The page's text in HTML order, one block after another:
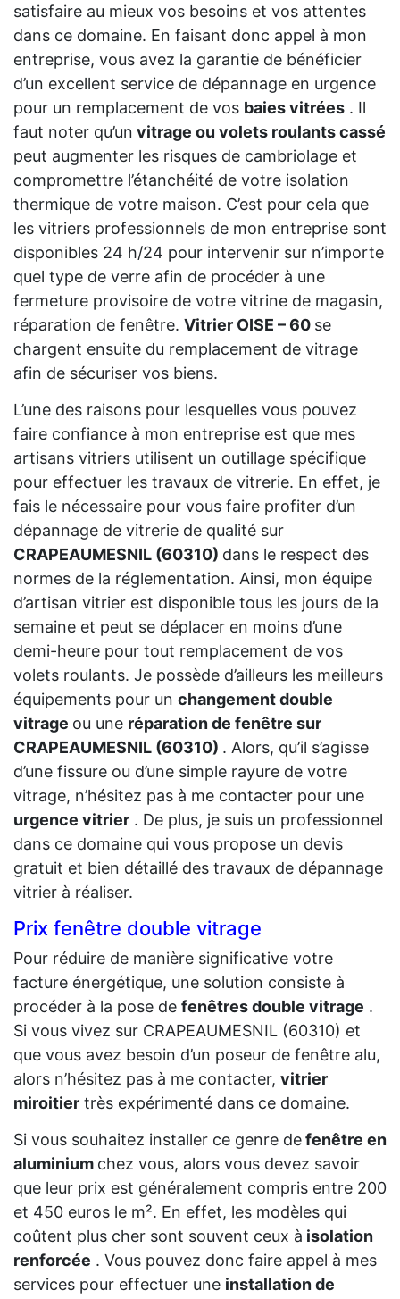
satisfaire au mieux vos besoins et vos attentes
dans ce domaine. En faisant donc appel à mon
entreprise, vous avez la garantie de bénéficier
d’un excellent service de dépannage en urgence
pour un remplacement de vos baies vitrées . Il
faut noter qu’un vitrage ou volets roulants cassé
peut augmenter les risques de cambriolage et
compromettre l’étanchéité de votre isolation
thermique de votre maison. C’est pour cela que
les vitriers professionnels de mon entreprise sont
disponibles 24 h/24 pour intervenir sur n’importe
quel type de verre afin de procéder à une
fermeture provisoire de votre vitrine de magasin,
réparation de fenêtre. Vitrier OISE – 60 se
chargent ensuite du remplacement de vitrage
afin de sécuriser vos biens.
L’une des raisons pour lesquelles vous pouvez
faire confiance à mon entreprise est que mes
artisans vitriers utilisent un outillage spécifique
pour effectuer les travaux de vitrerie. En effet, je
fais le nécessaire pour vous faire profiter d’un
dépannage de vitrerie de qualité sur
CRAPEAUMESNIL (60310) dans le respect des
normes de la réglementation. Ainsi, mon équipe
d’artisan vitrier est disponible tous les jours de la
semaine et peut se déplacer en moins d’une
demi-heure pour tout remplacement de vos
volets roulants. Je possède d’ailleurs les meilleurs
équipements pour un changement double
vitrage ou une réparation de fenêtre sur
CRAPEAUMESNIL (60310) . Alors, qu’il s’agisse
d’une fissure ou d’une simple rayure de votre
vitrage, n’hésitez pas à me contacter pour une
urgence vitrier . De plus, je suis un professionnel
dans ce domaine qui vous propose un devis
gratuit et bien détaillé des travaux de dépannage
vitrier à réaliser.
Prix fenêtre double vitrage
Pour réduire de manière significative votre
facture énergétique, une solution consiste à
procéder à la pose de fenêtres double vitrage .
Si vous vivez sur CRAPEAUMESNIL (60310) et
que vous avez besoin d’un poseur de fenêtre alu,
alors n’hésitez pas à me contacter, vitrier
miroitier très expérimenté dans ce domaine.
Si vous souhaitez installer ce genre defenêtre en
aluminium chez vous, alors vous devez savoir
que leur prix est généralement compris entre 200
et 450 euros le m². En effet, les modèles qui
coûtent plus cher sont souvent ceux à isolation
renforcée . Vous pouvez donc faire appel à mes
services pour effectuer une installation de